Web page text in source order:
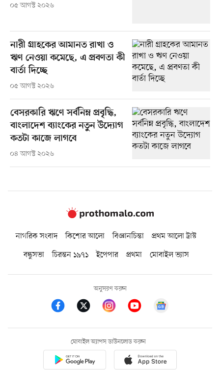
০৫ আগস্ট ২০২৬
নারী গ্রাহকের আমানত রাখা ও
ঋণ নেওয়া কমেছে, এ প্রবণতা কী
বার্তা দিচ্ছে
০৫ আগস্ট ২০২৬
বেসরকারি ঋণে সর্বনিম্ন প্রবৃদ্ধি,
বাংলাদেশ ব্যাংকের নতুন উদ্যোগ
কতটা কাজে লাগবে
০৪ আগস্ট ২০২৬
নাগরিক সংবাদ কিশোর আলো বিজ্ঞানচিন্তা
প্রথম আলো ট্রাস্ট
বন্ধুসভা
চিরন্তন ১৯৭১ ইপেপার প্রথমা মোবাইল ভ্যাস
অনুসরণ করুন
মোবাইল অ্যাপস ডাউনলোড করুন